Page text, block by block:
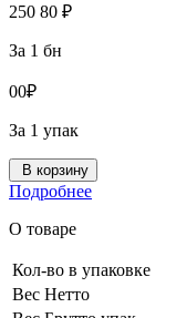
250 80 ₽
За 1 бн
00₽
За 1 упак
В корзину
Подробнее
О товаре
Кол-во в упаковке
Вес Нетто